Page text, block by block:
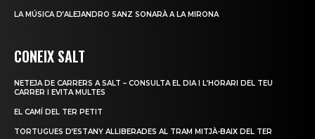
LA MÚSICA D’ALEJANDRO SANZ SONARÀ A LA MIRONA
CONEIX SALT
NETEJA DE CARRERS A SALT – CONSULTA EL DIA I L’HORARI DEL TEU
CARRER I EVITA MULTES
EL CAMÍ DEL TER PETIT
TORTUGUES D’ESTANY ALLIBERADES AL TRAM MITJÀ-BAIX DEL TER